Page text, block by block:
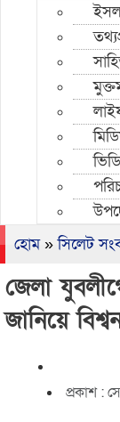
হোম»সিলেট
জেলা
জানিয়ে
প্রকাশ :